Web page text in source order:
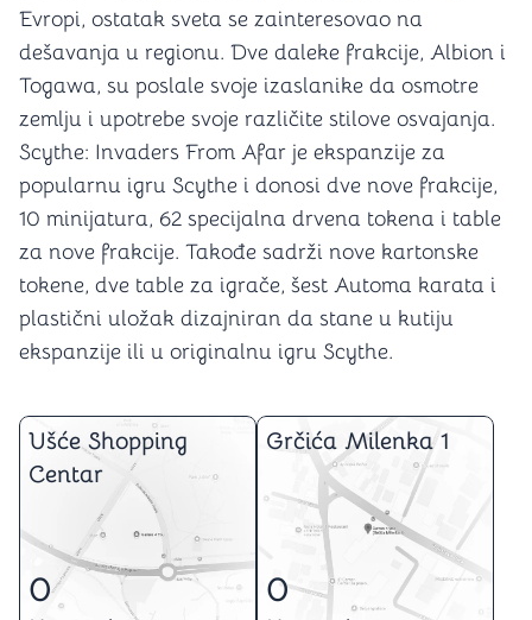
Evropi, ostatak sveta se zainteresovao na
dešavanja u regionu. Dve daleke frakcije, Albion i
Togawa, su poslale svoje izaslanike da osmotre
zemlju i upotrebe svoje različite stilove osvajanja.
Scythe: Invaders From Afar je ekspanzije za
popularnu igru Scythe i donosi dve nove frakcije,
10 minijatura, 62 specijalna drvena tokena i table
za nove frakcije. Takođe sadrži nove kartonske
tokene, dve table za igrače, šest Automa karata i
plastični uložak dizajniran da stane u kutiju
ekspanzije ili u originalnu igru Scythe.
Ušće Shopping
Centar
0
Grčića Milenka 1
0